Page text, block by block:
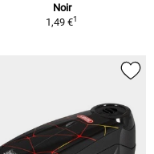
Noir
1,49 €1